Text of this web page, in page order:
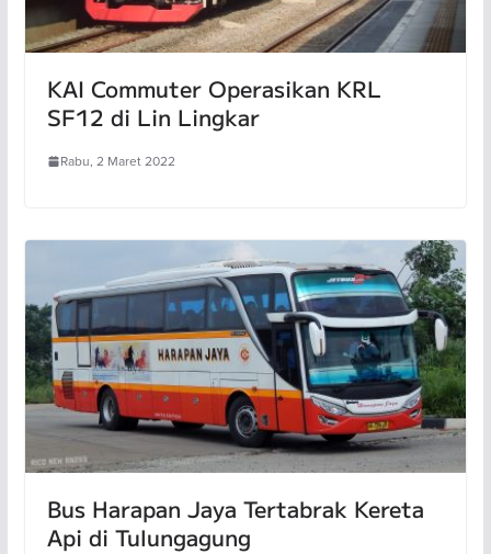
KAI Commuter Operasikan KRL
SF12 di Lin Lingkar
Rabu, 2 Maret 2022
Bus Harapan Jaya Tertabrak Kereta
Api di Tulungagung